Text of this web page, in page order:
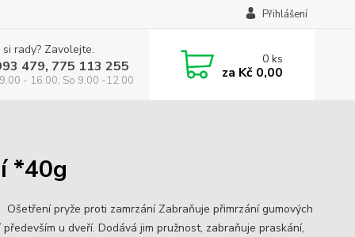
Přihlášení
rady? Zavolejte.
479, 775 113 255
- 16.00, So 9.00 -12.00
0ks
za Kč 0,00
*40g
Ošetření pryže proti zamrzání Zabraňuje přimrzání gumových
především u dveří. Dodává jim pružnost, zabraňuje praskání,